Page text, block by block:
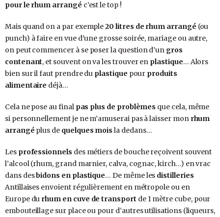
pour le rhum arrangé c’est le top !
Mais quand on a par exemple20 litres de rhum arrangé (ou
punch) à faire en vue d’une grosse soirée, mariage ou autre,
on peut commencer à se poser la question d’un gros
contenant, et souvent on va les trouver en plastique… Alors
bien sur il faut prendre du plastique pour produits
alimentaire déjà…
Cela ne pose au final pas plus de problèmes que cela, même
si personnellement je ne m’amuserai pas à laisser mon rhum
arrangé plus de quelques mois la dedans…
Les professionnels des métiers de bouche reçoivent souvent
l’alcool (rhum, grand marnier, calva, cognac, kirch…) en vrac
dans desbidons en plastique… De même les distilleries
Antillaises envoient régulièrement en métropole ou en
Europe du rhum en cuve de transport de 1 mètre cube, pour
embouteillage sur place ou pour d’autres utilisations (liqueurs,